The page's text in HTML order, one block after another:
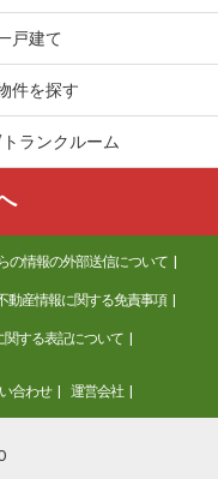
三柳
方温泉１
戸建て
件を探す
ランクルーム
の情報の外部送信について
動産情報に関する免責事項
関する表記について
合わせ 運営会社